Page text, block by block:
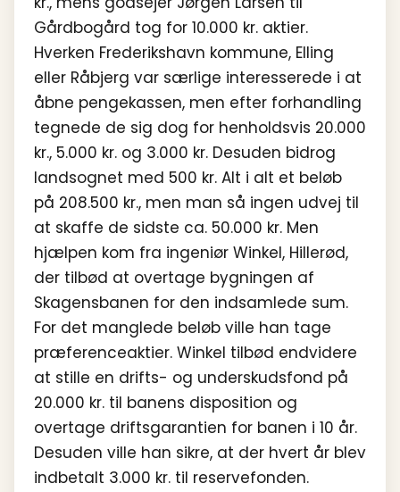
Gårdbogård tog for 10.000 kr. aktier.
Hverken Frederikshavn kommune, Elling
eller Råbjerg var særlige interesserede i at
åbne pengekassen, men efter forhandling
tegnede de sig dog for henholdsvis 20.000
kr., 5.000 kr. og 3.000 kr. Desuden bidrog
landsognet med 500 kr. Alt i alt et beløb
på 208.500 kr., men man så ingen udvej til
at skaffe de sidste ca. 50.000 kr. Men
hjælpen kom fra ingeniør Winkel, Hillerød,
der tilbød at overtage bygningen af
Skagensbanen for den indsamlede sum.
For det manglede beløb ville han tage
præferenceaktier. Winkel tilbød endvidere
at stille en drifts- og underskudsfond på
20.000 kr. til banens disposition og
overtage driftsgarantien for banen i 10 år.
Desuden ville han sikre, at der hvert år blev
indbetalt 3.000 kr. til reservefonden.